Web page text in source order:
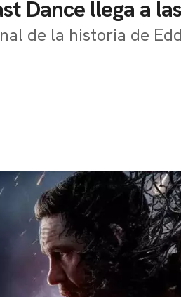
Dance llega a
de la historia de